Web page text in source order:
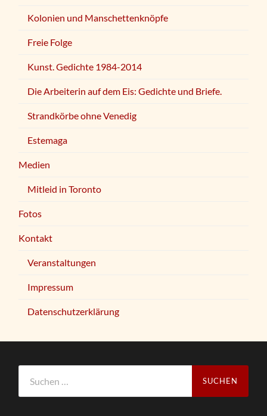
Kolonien und Manschettenknöpfe
Freie Folge
Kunst. Gedichte 1984-2014
Die Arbeiterin auf dem Eis: Gedichte und Briefe.
Strandkörbe ohne Venedig
Estemaga
Medien
Mitleid in Toronto
Fotos
Kontakt
Veranstaltungen
Impressum
Datenschutzerklärung
nach: